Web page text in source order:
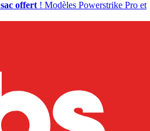
sac offert ! Modèles Powerstrike Pro et